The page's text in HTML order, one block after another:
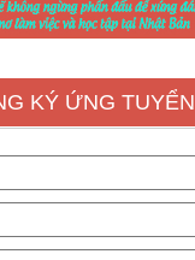
KÝ ỨNG TUYỂN